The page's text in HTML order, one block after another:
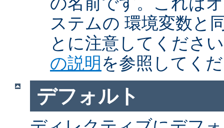
ステムの 環境変数と
とに注意してくださ
の説明 を参照してく
デフォルト